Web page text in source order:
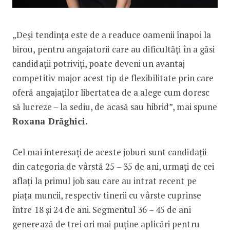
„Deși tendința este de a readuce oamenii înapoi la
birou, pentru angajatorii care au dificultăți în a găsi
candidații potriviți, poate deveni un avantaj
competitiv major acest tip de flexibilitate prin care
oferă angajaților libertatea de a alege cum doresc
să lucreze – la sediu, de acasă sau hibrid”, mai spune
Roxana Drăghici.
Cel mai interesați de aceste joburi sunt candidații
din categoria de vârstă 25 – 35 de ani, urmați de cei
aflați la primul job sau care au intrat recent pe
piața muncii, respectiv tinerii cu vârste cuprinse
între 18 și 24 de ani. Segmentul 36 – 45 de ani
generează de trei ori mai puține aplicări pentru